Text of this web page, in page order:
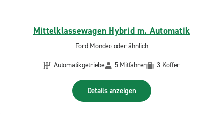
Mittelklassewagen Hybrid m. Automatik
Ford Mondeo oder ähnlich
Automatikgetriebe
5 Mitfahrer 3 Koffer
Details anzeigen